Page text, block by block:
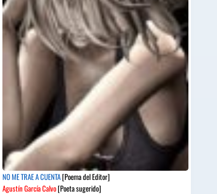
NO ME TRAE A CUENTA[Poema del Editor]
Agustín García Calvo[Poeta sugerido]